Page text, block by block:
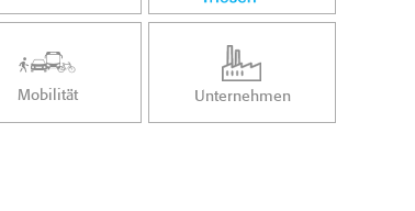
Mobilität Unternehmen